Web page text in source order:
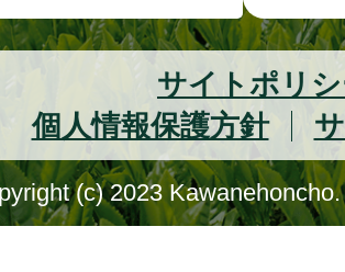
サイトポリ
個人情報保護方針
(c) 2023